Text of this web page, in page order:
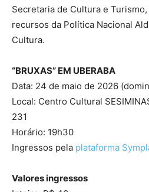
Secretaria de Cultura e
recursos da Política Nacional
Cultura.
“BRUXAS” EM UBERABA
Data: 24 de maio de 2026
Local: Centro Cultural
231
Horário: 19h30
Ingressos pela plataforma
Valores ingressos